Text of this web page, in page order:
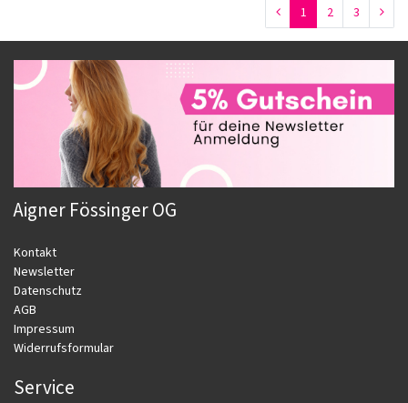
1 2 3
Aigner Fössinger OG
Kontakt
Newsletter
Datenschutz
AGB
Impressum
Widerrufsformular
Service